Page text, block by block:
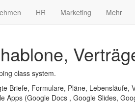
HR Marketing Mehr
class system.
Briefe, Formulare, Pläne, Lebensläufe,
(Google Docs , Google Slides,